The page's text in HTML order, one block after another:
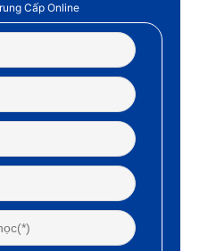
Cấp Online